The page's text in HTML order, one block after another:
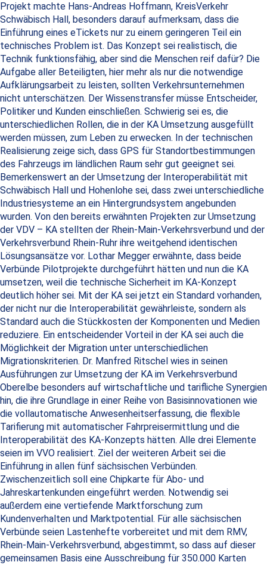
Projekt machte Hans-Andreas Hoffmann, KreisVerkehr
Schwäbisch Hall, besonders darauf aufmerksam, dass die
Einführung eines eTickets nur zu einem geringeren Teil ein
technisches Problem ist. Das Konzept sei realistisch, die
Technik funktionsfähig, aber sind die Menschen reif dafür? Die
Aufgabe aller Beteiligten, hier mehr als nur die notwendige
Aufklärungsarbeit zu leisten, sollten Verkehrsunternehmen
nicht unterschätzen. Der Wissenstransfer müsse Entscheider,
Politiker und Kunden einschließen. Schwierig sei es, die
unterschiedlichen Rollen, die in der KA Umsetzung ausgefüllt
werden müssen, zum Leben zu erwecken. In der technischen
Realisierung zeige sich, dass GPS für Standortbestimmungen
des Fahrzeugs im ländlichen Raum sehr gut geeignet sei.
Bemerkenswert an der Umsetzung der Interoperabilität mit
Schwäbisch Hall und Hohenlohe sei, dass zwei unterschiedliche
Industriesysteme an ein Hintergrundsystem angebunden
wurden. Von den bereits erwähnten Projekten zur Umsetzung
der VDV – KA stellten der Rhein-Main-Verkehrsverbund und der
Verkehrsverbund Rhein-Ruhr ihre weitgehend identischen
Lösungsansätze vor. Lothar Megger erwähnte, dass beide
Verbünde Pilotprojekte durchgeführt hätten und nun die KA
umsetzen, weil die technische Sicherheit im KA-Konzept
deutlich höher sei. Mit der KA sei jetzt ein Standard vorhanden,
der nicht nur die Interoperabilität gewährleiste, sondern als
Standard auch die Stückkosten der Komponenten und Medien
reduziere. Ein entscheidender Vorteil in der KA sei auch die
Möglichkeit der Migration unter unterschiedlichen
Migrationskriterien. Dr. Manfred Ritschel wies in seinen
Ausführungen zur Umsetzung der KA im Verkehrsverbund
Oberelbe besonders auf wirtschaftliche und tarifliche Synergien
hin, die ihre Grundlage in einer Reihe von Basisinnovationen wie
die vollautomatische Anwesenheitserfassung, die flexible
Tarifierung mit automatischer Fahrpreisermittlung und die
Interoperabilität des KA-Konzepts hätten. Alle drei Elemente
seien im VVO realisiert. Ziel der weiteren Arbeit sei die
Einführung in allen fünf sächsischen Verbünden.
Zwischenzeitlich soll eine Chipkarte für Abo- und
Jahreskartenkunden eingeführt werden. Notwendig sei
außerdem eine vertiefende Marktforschung zum
Kundenverhalten und Marktpotential. Für alle sächsischen
Verbünde seien Lastenhefte vorbereitet und mit dem RMV,
Rhein-Main-Verkehrsverbund, abgestimmt, so dass auf dieser
gemeinsamen Basis eine Ausschreibung für 350.000 Karten